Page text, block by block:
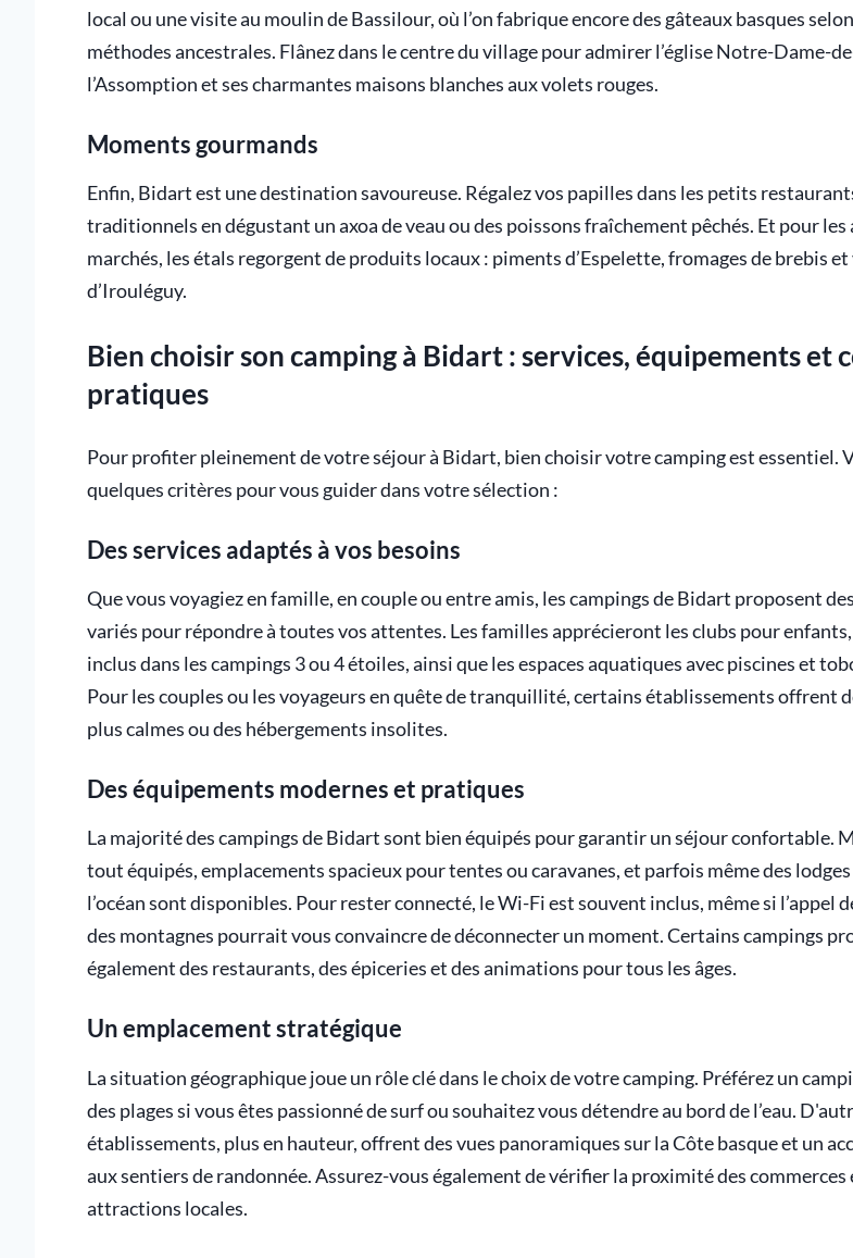
local ou une visite au moulin de Bassilour, où l’on fabrique encore des gâteaux basques
méthodes ancestrales. Flânez dans le centre du village pour admirer l’église Notre-Dame-
l’Assomption et ses charmantes maisons blanches aux volets rouges.
Moments gourmands
Enfin, Bidart est une destination savoureuse. Régalez vos papilles dans les petits
traditionnels en dégustant un axoa de veau ou des poissons fraîchement pêchés. Et pour les
marchés, les étals regorgent de produits locaux : piments d’Espelette, fromages de brebis et
d’Irouléguy.
Bien choisir son camping à Bidart : services, équipements et
pratiques
Pour profiter pleinement de votre séjour à Bidart, bien choisir votre camping est essentiel.
quelques critères pour vous guider dans votre sélection :
Des services adaptés à vos besoins
Que vous voyagiez en famille, en couple ou entre amis, les campings de Bidart proposent
variés pour répondre à toutes vos attentes. Les familles apprécieront les clubs pour
inclus dans les campings 3 ou 4 étoiles, ainsi que les espaces aquatiques avec piscines et
Pour les couples ou les voyageurs en quête de tranquillité, certains établissements offrent
plus calmes ou des hébergements insolites.
Des équipements modernes et pratiques
La majorité des campings de Bidart sont bien équipés pour garantir un séjour confortable.
tout équipés, emplacements spacieux pour tentes ou caravanes, et parfois même des lodges
l’océan sont disponibles. Pour rester connecté, le Wi-Fi est souvent inclus, même si l’appel
des montagnes pourrait vous convaincre de déconnecter un moment. Certains campings
également des restaurants, des épiceries et des animations pour tous les âges.
Un emplacement stratégique
La situation géographique joue un rôle clé dans le choix de votre camping. Préférez un
des plages si vous êtes passionné de surf ou souhaitez vous détendre au bord de l’eau.
établissements, plus en hauteur, offrent des vues panoramiques sur la Côte basque et un
aux sentiers de randonnée. Assurez-vous également de vérifier la proximité des commerces
attractions locales.